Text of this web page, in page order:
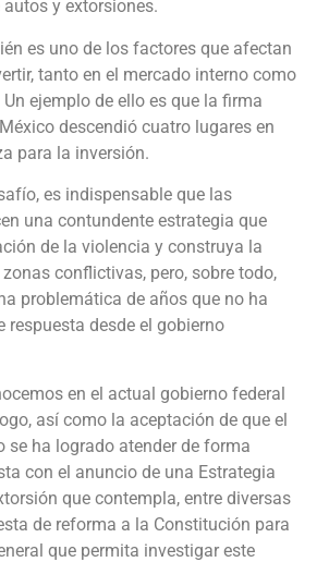
y extorsiones.
es uno de los factores que afectan
tanto en el mercado interno como
ejemplo de ello es que la firma
descendió cuatro lugares en
para la inversión.
es indispensable que las
una contundente estrategia que
de la violencia y construya la
conflictivas, pero, sobre todo,
problemática de años que no ha
respuesta desde el gobierno
en el actual gobierno federal
así como la aceptación de que el
se ha logrado atender de forma
con el anuncio de una Estrategia
que contempla, entre diversas
de reforma a la Constitución para
que permita investigar este